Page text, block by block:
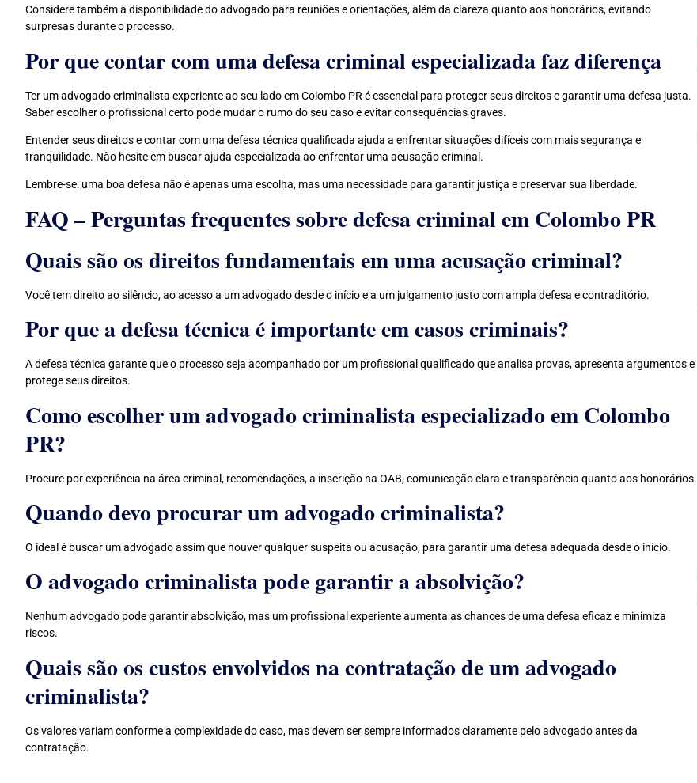
Considere também a disponibilidade do advogado para reuniões e orientações, além da clareza quanto aos honorários, evitando
surpresas durante o processo.
Por que contar com uma defesa criminal especializada faz diferença
Ter um advogado criminalista experiente ao seu lado em Colombo PR é essencial para proteger seus direitos e garantir uma defesa justa.
Saber escolher o profissional certo pode mudar o rumo do seu caso e evitar consequências graves.
Entender seus direitos e contar com uma defesa técnica qualificada ajuda a enfrentar situações difíceis com mais segurança e
tranquilidade. Não hesite em buscar ajuda especializada ao enfrentar uma acusação criminal.
Lembre-se: uma boa defesa não é apenas uma escolha, mas uma necessidade para garantir justiça e preservar sua liberdade.
FAQ – Perguntas frequentes sobre defesa criminal em Colombo PR
Quais são os direitos fundamentais em uma acusação criminal?
Você tem direito ao silêncio, ao acesso a um advogado desde o início e a um julgamento justo com ampla defesa e contraditório.
Por que a defesa técnica é importante em casos criminais?
A defesa técnica garante que o processo seja acompanhado por um profissional qualificado que analisa provas, apresenta argumentos e
protege seus direitos.
Como escolher um advogado criminalista especializado em Colombo
PR?
Procure por experiência na área criminal, recomendações, a inscrição na OAB, comunicação clara e transparência quanto aos honorários.
Quando devo procurar um advogado criminalista?
O ideal é buscar um advogado assim que houver qualquer suspeita ou acusação, para garantir uma defesa adequada desde o início.
O advogado criminalista pode garantir a absolvição?
Nenhum advogado pode garantir absolvição, mas um profissional experiente aumenta as chances de uma defesa eficaz e minimiza
riscos.
Quais são os custos envolvidos na contratação de um advogado
criminalista?
Os valores variam conforme a complexidade do caso, mas devem ser sempre informados claramente pelo advogado antes da
contratação.